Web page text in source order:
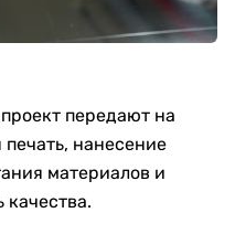
передают на
нанесение
материалов и
качества.